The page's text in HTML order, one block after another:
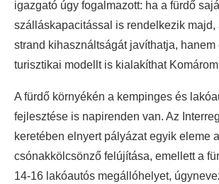
igazgató úgy fogalmazott: ha a fürdő
szálláskapacitással is rendelkezik majd,
strand kihasználtságát javíthatja, hanem
turisztikai modellt is kialakíthat
A fürdő környékén a kempinges és
fejlesztése is napirenden van. Az
keretében elnyert pályázat egyik eleme a
csónakkölcsönző felújítása, emellett a
14-16 lakóautós megállóhelyet,